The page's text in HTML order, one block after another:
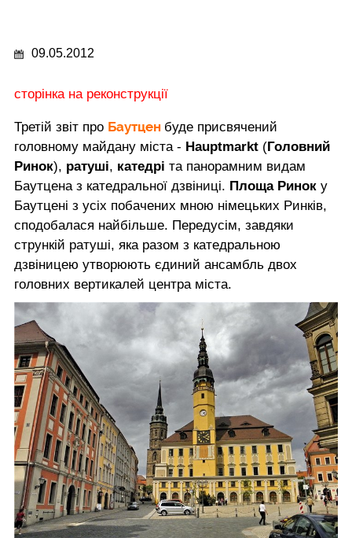
09.05.2012
сторінка на реконструкції
Третій звіт про Баутцен буде присвячений
головному майдану міста - Hauptmarkt (Головний
Ринок), ратуші, катедрі та панорамним видам
Баутцена з катедральної дзвіниці. Площа Ринок у
Баутцені з усіх побачених мною німецьких Ринків,
сподобалася найбільше. Передусім, завдяки
стрункій ратуші, яка разом з катедральною
дзвіницею утворюють єдиний ансамбль двох
головних вертикалей центра міста.